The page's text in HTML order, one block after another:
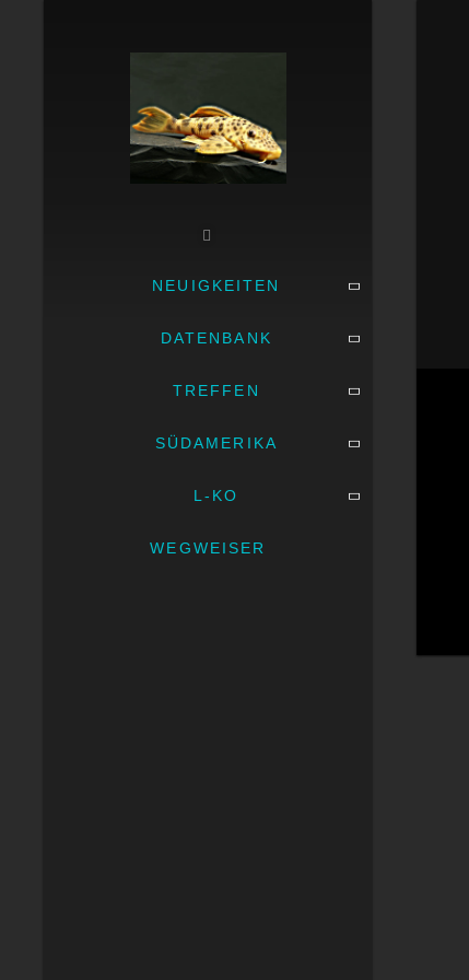
NEUIGKEITEN
DATENBANK
TREFFEN
SÜDAMERIKA
L-KO
WEGWEISER